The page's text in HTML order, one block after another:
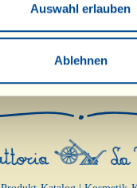
Auswahl erlauben
Ablehnen